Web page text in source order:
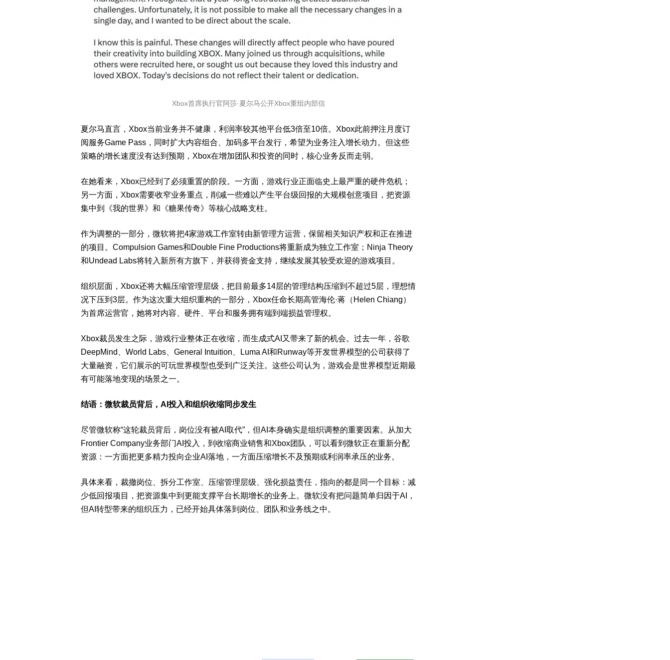
Xbox首席执行官阿莎·夏尔马公开Xbox重组内部信
夏尔马直言，Xbox当前业务并不健康，利润率较其他平台低3倍至10倍。Xbox此前押注月度订
阅服务Game Pass，同时扩大内容组合、加码多平台发行，希望为业务注入增长动力。但这些
策略的增长速度没有达到预期，Xbox在增加团队和投资的同时，核心业务反而走弱。
在她看来，Xbox已经到了必须重置的阶段。一方面，游戏行业正面临史上最严重的硬件危机；
另一方面，Xbox需要收窄业务重点，削减一些难以产生平台级回报的大规模创意项目，把资源
集中到《我的世界》和《糖果传奇》等核心战略支柱。
作为调整的一部分，微软将把4家游戏工作室转由新管理方运营 ，保留相关知识产权和正在推进
的项目。Compulsion Games和Double Fine Productions将重新成为独立工作室；Ninja Theory
和Undead Labs将转入新所有方旗下，并获得资金支持，继续发展其较受欢迎的游戏项目。
组织层面，Xbox还将大幅压缩管理层级，把目前最多14层的管理结构压缩到不超过5层 ，理想情
况下压到 3层。作为这次重大组织重构的一部分，Xbox任命长期高管海伦·蒋（Helen Chiang）
为首席运营官，她将对内容、硬件、平台和服务拥有端到端损益管理权。
Xbox裁员发生之际，游戏行业整体正在收缩，而生成式AI又带来了新的机会。过去一年，谷歌
DeepMind、World Labs、General Intuition、Luma AI和Runway等开发世界模型的公司获得了
大量融资 ，它们展示的可玩世界模型也受到广泛关注。这些公司认为，游戏会是世界模型近期最
有可能落地变现的场景之一。
结语：微软裁员背后，AI投入和组织收缩同步发生
尽管微软称“这轮裁员背后，岗位没有被AI取代”，但AI本身确实是组织调整的重要因素。从加大
Frontier Company业务部门AI投入，到收缩商业销售和Xbox团队，可以看到微软正在重新分配
资源：一方面把更多精力投向企业AI落地，一方面压缩增长不及预期或利润率承压的业务。
具体来看，裁撤岗位、拆分工作室、压缩管理层级、强化损益责任，指向的都是同一个目标：减
少低回报项目，把资源集中到更能支撑平台长期增长的业务上。微软没有把问题简单归因于AI，
但AI转型带来的组织压力，已经开始具体落到岗位、团队和业务线之中。